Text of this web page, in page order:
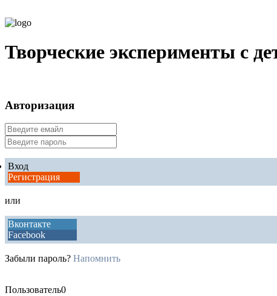
Творческие эксперименты с
Авторизация
Вход
Регистрация
или
Вконтакте
Facebook
Забыли пароль? Напомнить
Пользователь0